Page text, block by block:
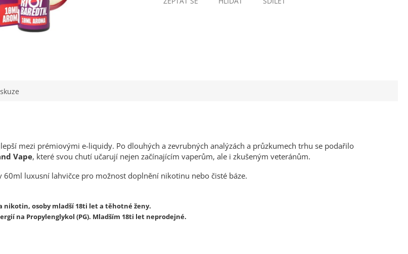
mezi prémiovými e-liquidy. Po dlouhých a zevrubných analýzách a průzkumech trhu se podařilo
Vape, které svou chutí učarují nejen začínajícím vaperům, ale i zkušeným veteránům.
60ml luxusní lahvičce pro možnost doplnění nikotinu nebo čisté báze.
nikotin, osoby mladší 18ti let a těhotné ženy.
na Propylenglykol (PG). Mladším 18ti let neprodejné.